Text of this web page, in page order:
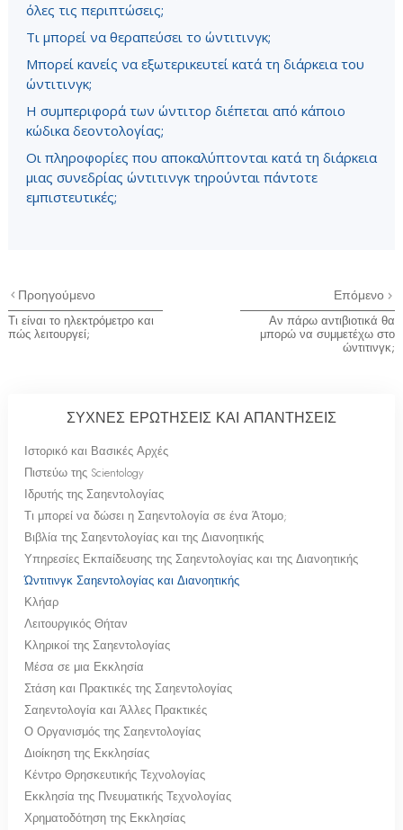
όλες τις περιπτώσεις;
Τι μπορεί να θεραπεύσει το ώντιτινγκ;
Μπορεί κανείς να εξωτερικευτεί κατά τη διάρκεια του
ώντιτινγκ;
Η συμπεριφορά των ώντιτορ διέπεται από κάποιο
κώδικα δεοντολογίας;
Οι πληροφορίες που αποκαλύπτονται κατά τη διάρκεια
μιας συνεδρίας ώντιτινγκ τηρούνται πάντοτε
εμπιστευτικές;
Προηγούμενο
Τι είναι το ηλεκτρόμετρο και
πώς λειτουργεί;
Επόμενο
Αν πάρω αντιβιοτικά θα
μπορώ να συμμετέχω στο
ώντιτινγκ;
ΣΥΧΝΕΣ ΕΡΩΤΗΣΕΙΣ ΚΑΙ ΑΠΑΝΤΗΣΕΙΣ
Ιστορικό και Βασικές Αρχές
Πιστεύω της Scientology
Ιδρυτής της Σαηεντολογίας
Τι μπορεί να δώσει η Σαηεντολογία σε ένα Άτομο;
Βιβλία της Σαηεντολογίας και της Διανοητικής
Υπηρεσίες Εκπαίδευσης της Σαηεντολογίας και της Διανοητικής
Ώντιτινγκ Σαηεντολογίας και Διανοητικής
Κλήαρ
Λειτουργικός Θήταν
Κληρικοί της Σαηεντολογίας
Μέσα σε μια Εκκλησία
Στάση και Πρακτικές της Σαηεντολογίας
Σαηεντολογία και Άλλες Πρακτικές
Ο Οργανισμός της Σαηεντολογίας
Διοίκηση της Εκκλησίας
Κέντρο Θρησκευτικής Τεχνολογίας
Εκκλησία της Πνευματικής Τεχνολογίας
Χρηματοδότηση της Εκκλησίας